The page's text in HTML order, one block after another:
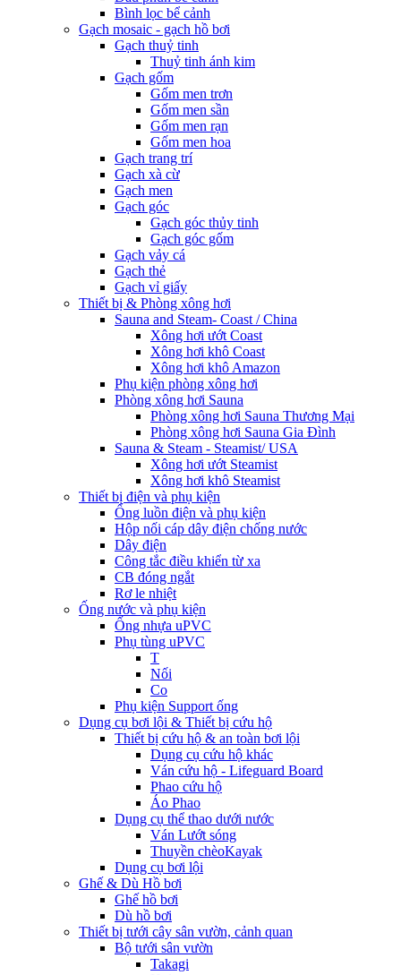
Bình lọc bể cảnh
Gạch mosaic - gạch hồ bơi
Gạch thuỷ tinh
Thuỷ tinh ánh kim
Gạch gốm
Gốm men trơn
Gốm men sần
Gốm men rạn
Gốm men hoa
Gạch trang trí
Gạch xà cừ
Gạch men
Gạch góc
Gạch góc thủy tinh
Gạch góc gốm
Gạch vảy cá
Gạch thẻ
Gạch vỉ giấy
Thiết bị & Phòng xông hơi
Sauna and Steam- Coast / China
Xông hơi ướt Coast
Xông hơi khô Coast
Xông hơi khô Amazon
Phụ kiện phòng xông hơi
Phòng xông hơi Sauna
Phòng xông hơi Sauna Thương Mại
Phòng xông hơi Sauna Gia Đình
Sauna & Steam - Steamist/ USA
Xông hơi ướt Steamist
Xông hơi khô Steamist
Thiết bị điện và phụ kiện
Ống luồn điện và phụ kiện
Hộp nối cáp dây điện chống nước
Dây điện
Công tắc điều khiển từ xa
CB đóng ngắt
Rơ le nhiệt
Ống nước và phụ kiện
Ống nhựa uPVC
Phụ tùng uPVC
T
Nối
Co
Phụ kiện Support ống
Dụng cụ bơi lội & Thiết bị cứu hộ
Thiết bị cứu hộ & an toàn bơi lội
Dụng cụ cứu hộ khác
Ván cứu hộ - Lifeguard Board
Phao cứu hộ
Áo Phao
Dụng cụ thể thao dưới nước
Ván Lướt sóng
Thuyền chèoKayak
Dụng cụ bơi lội
Ghế & Dù Hồ bơi
Ghế hồ bơi
Dù hồ bơi
Thiết bị tưới cây sân vườn, cảnh quan
Bộ tưới sân vườn
Takagi